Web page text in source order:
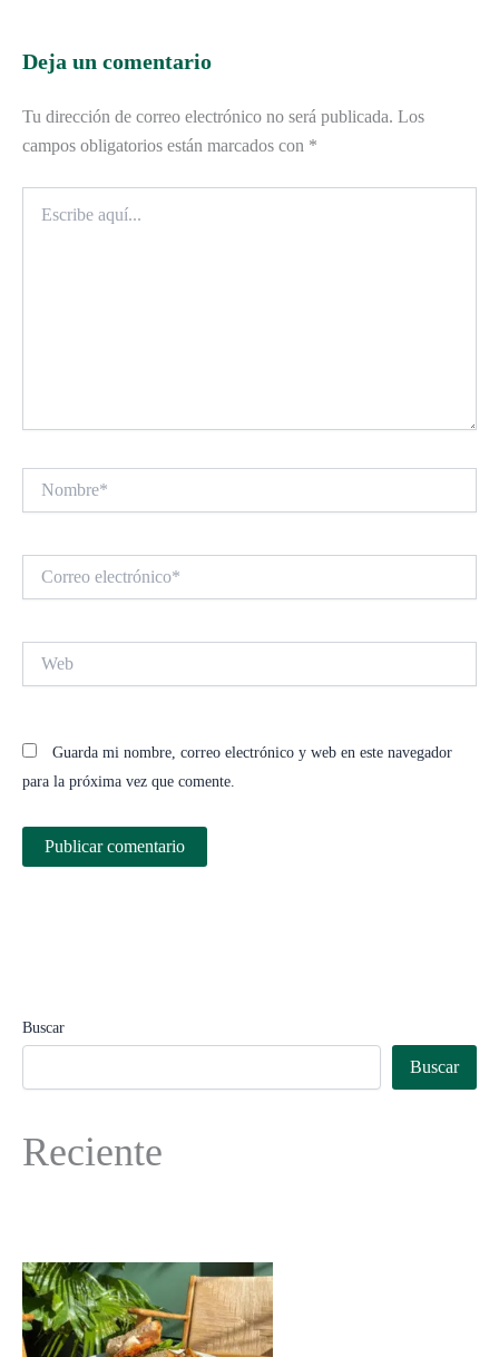
Deja un comentario
Tu dirección de correo electrónico no será publicada. Los
campos obligatorios están marcados con *
aquí...
electrónico*
Guarda mi nombre, correo electrónico y web en este navegador
para la próxima vez que comente.
Buscar
Buscar
Reciente